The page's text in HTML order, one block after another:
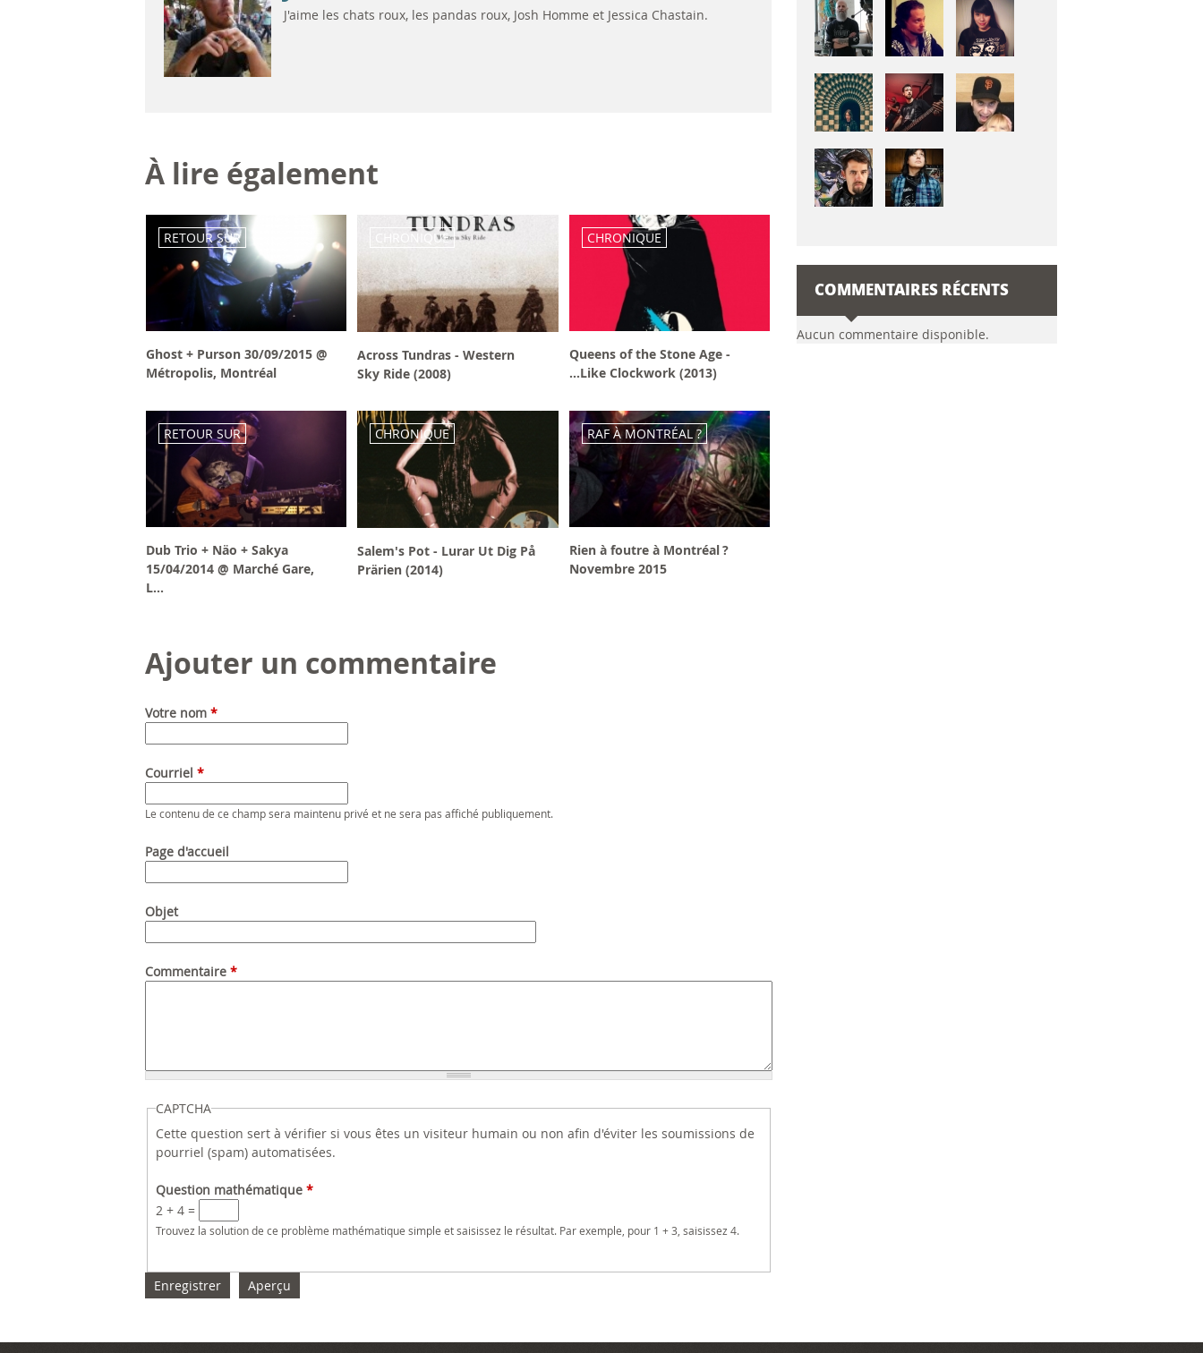
J'aime les chats roux, les pandas roux, Josh Homme et Jessica Chastain.
À lire également
RETOUR SUR
Ghost + Purson 30/09/2015 @
Métropolis, Montréal
CHRONIQUE
Across Tundras - Western
Sky Ride (2008)
CHRONIQUE
Queens of the Stone Age -
...Like Clockwork (2013)
RETOUR SUR
Dub Trio + Näo + Sakya
15/04/2014 @ Marché Gare,
L...
CHRONIQUE
Salem's Pot - Lurar Ut Dig På
Prärien (2014)
RAF À MONTRÉAL ?
Rien à foutre à Montréal ?
Novembre 2015
Ajouter un commentaire
Votre nom *
Courriel *
Le contenu de ce champ sera maintenu privé et ne sera pas affiché publiquement.
Page d'accueil
Objet
Commentaire *
CAPTCHA
Cette question sert à vérifier si vous êtes un visiteur humain ou non afin d'éviter les soumissions de
pourriel (spam) automatisées.
Question mathématique *
2 + 4 =
Trouvez la solution de ce problème mathématique simple et saisissez le résultat. Par exemple, pour 1 + 3, saisissez 4.
COMMENTAIRES RÉCENTS
Aucun commentaire disponible.